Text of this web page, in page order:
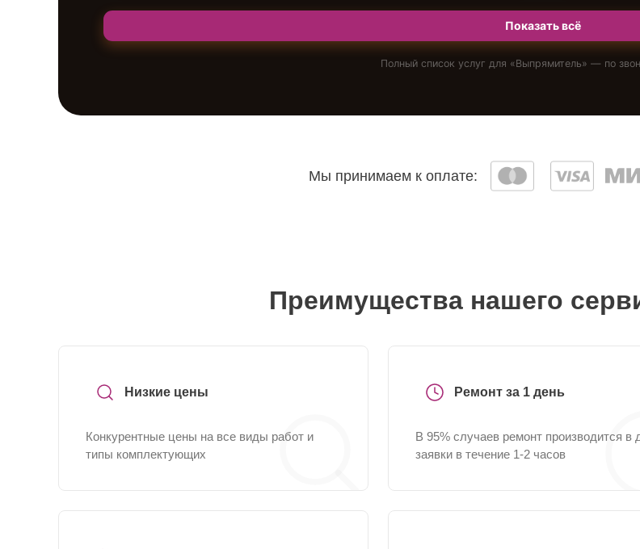
Показать всё
Полный список услуг для «Выпрямитель» — по
Мы принимаем к оплате:
Преимущества нашего
Низкие цены
Конкурентные цены на все виды работ и
типы комплектующих
Ремонт за 1 день
В 95% случаев ремонт производится в
заявки в течение 1-2 часов